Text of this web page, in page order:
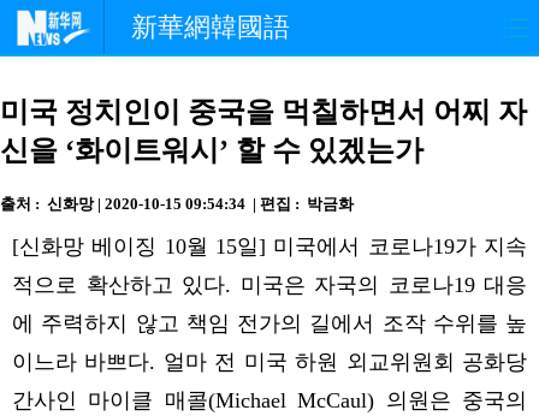
新華網韓國語
경제 사회
중한교류 핫 TV
연예 관광 오피니언
생생 중국어
미국 정치인이 중국을 먹칠하면서 어찌 자
신을 ‘화이트워시’ 할 수 있겠는가
출처 : 신화망 | 2020-10-15 09:54:34 | 편집 : 박금화
[신화망 베이징 10월 15일] 미국에서 코로나19가 지속
적으로 확산하고 있다. 미국은 자국의 코로나19 대응
에 주력하지 않고 책임 전가의 길에서 조작 수위를 높
이느라 바쁘다. 얼마 전 미국 하원 외교위원회 공화당
간사인 마이클 매콜(Michael McCaul) 의원은 중국의